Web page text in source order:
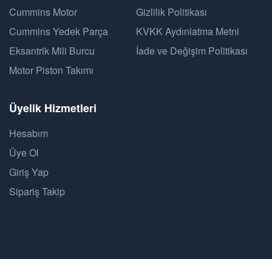
Cummins Motor
Cummins Yedek Parça
Eksantrik Mili Burcu
Motor Piston Takımı
Gizlilik Politikası
KVKK Aydınlatma Metni
İade ve Değişim Politikası
Üyelik Hizmetleri
Hesabım
Üye Ol
Giriş Yap
Sipariş Takip